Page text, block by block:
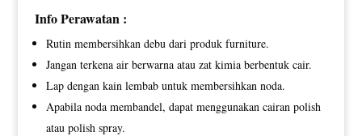
Info Perawatan :
Rutin membersihkan debu dari produk furniture.
Jangan terkena air berwarna atau zat kimia berbentuk cair.
Lap dengan kain lembab untuk membersihkan noda.
Apabila noda membandel, dapat menggunakan cairan polish
atau polish spray.